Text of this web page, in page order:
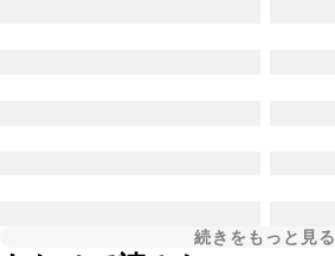
続きをもっと見る